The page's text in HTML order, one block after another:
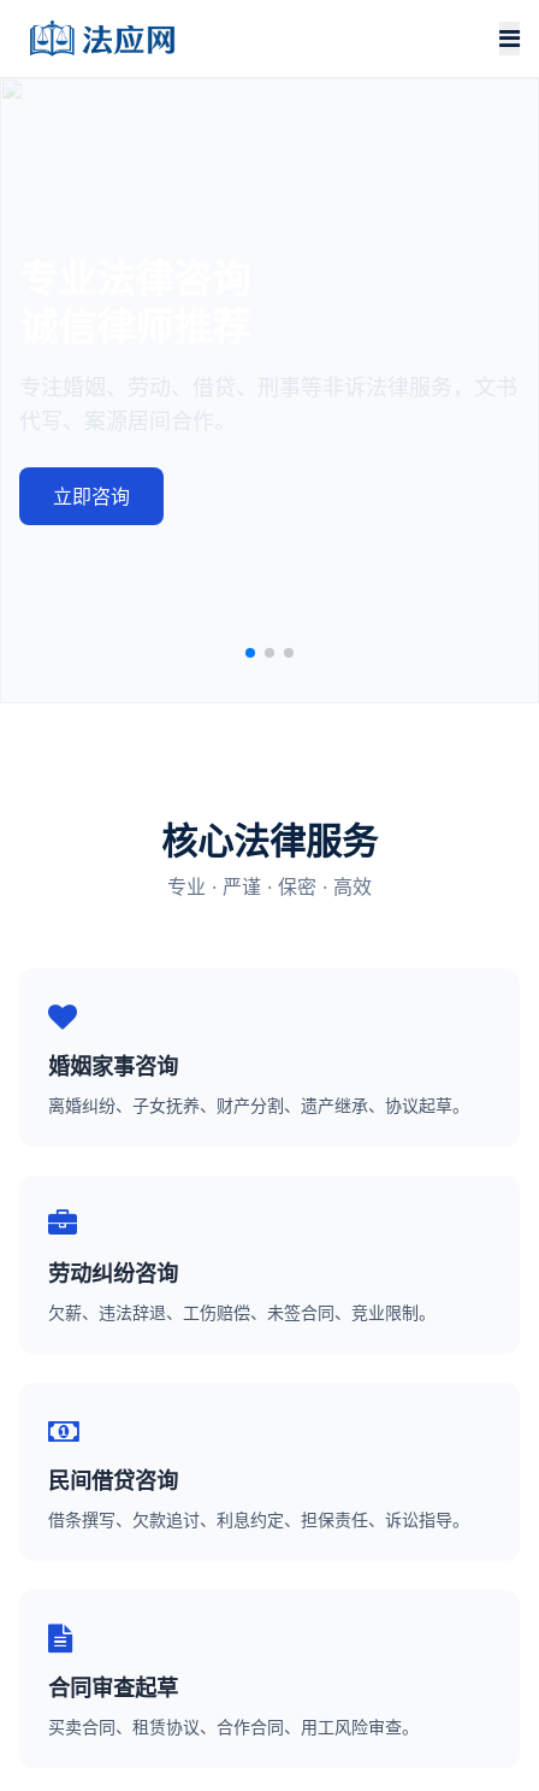
立即咨询
核心法律服务
专业 · 严谨 · 保密 · 高效
婚姻家事咨询
离婚纠纷、子女抚养、财产分割、遗产继承、协议起草。
劳动纠纷咨询
欠薪、违法辞退、工伤赔偿、未签合同、竞业限制。
民间借贷咨询
借条撰写、欠款追讨、利息约定、担保责任、诉讼指导。
合同审查起草
买卖合同、租赁协议、合作合同、用工风险审查。